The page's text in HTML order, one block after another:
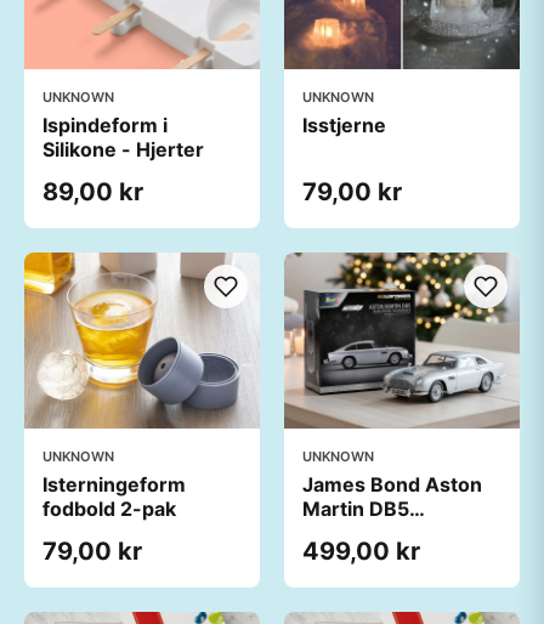
UNKNOWN
Ispindeform i
Silikone - Hjerter
89,00 kr
UNKNOWN
Isstjerne
79,00 kr
UNKNOWN
Isterningeform
fodbold 2-pak
79,00 kr
UNKNOWN
James Bond Aston
Martin DB5
499,00 kr